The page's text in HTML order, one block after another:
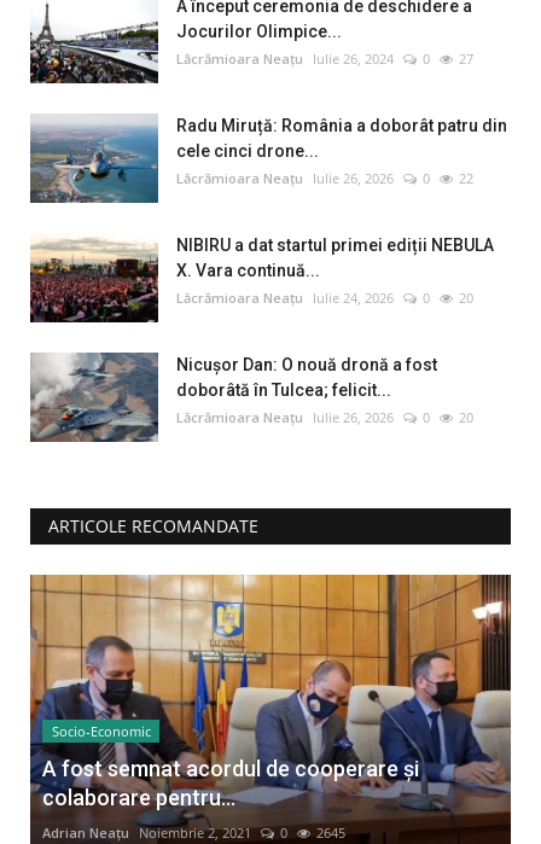
A început ceremonia de deschidere a
Jocurilor Olimpice...
Lăcrămioara Neațu Iulie 26, 2024 0 27
Radu Miruță: România a doborât patru din
cele cinci drone...
Lăcrămioara Neațu Iulie 26, 2026 0 22
NIBIRU a dat startul primei ediții NEBULA
X. Vara continuă...
Lăcrămioara Neațu Iulie 24, 2026 0 20
Nicușor Dan: O nouă dronă a fost
doborâtă în Tulcea; felicit...
Lăcrămioara Neațu Iulie 26, 2026 0 20
ARTICOLE RECOMANDATE
Socio-Economic
A fost semnat acordul de cooperare și
colaborare pentru...
Adrian Neațu Noiembrie 2, 2021 0 2645